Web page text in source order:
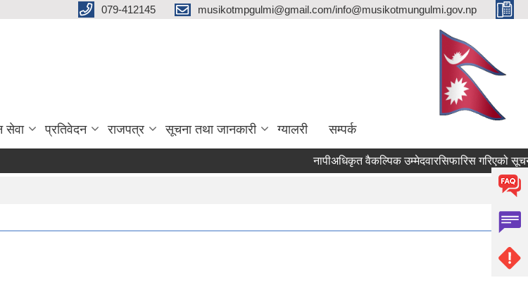
079-412145 musikotmpgulmi@gmail.com/info@musikotmungulmi.gov.np
सेवा प्रतिवेदन राजपत्र सूचना तथा जानकारी ग्यालरी सम्पर्क
नापीअधिकृत वैकल्पिक उम्मेदवारसिफारिस गरिएको सूचना।